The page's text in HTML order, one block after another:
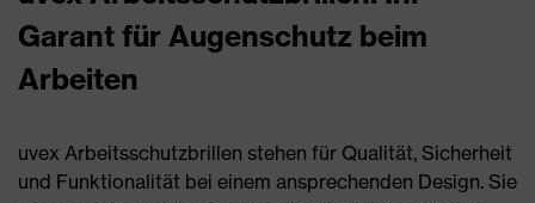
Garant für Augenschutz beim
Arbeiten
uvex Arbeitsschutzbrillen stehen für Qualität, Sicherheit
und Funktionalität bei einem ansprechenden Design. Sie